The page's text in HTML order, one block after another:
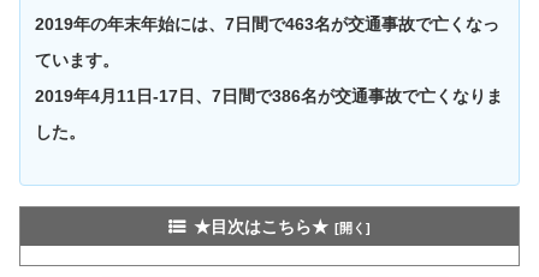
2019年の年末年始には、7日間で463名が交通事故で亡くなっ
ています。
2019年4月11日-17日、7日間で386名が交通事故で亡くなりま
した。
★目次はこちら★